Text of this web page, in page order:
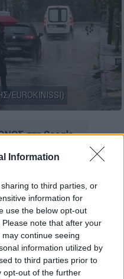
Information
to third parties, or
information for
use the below opt-out
note that after your
continue seeing
information utilized by
to third parties prior to
opt-out of the further
EUROKINISSI)
στη Google
η φετινή, καθώς
δελτίο
προειδοποιεί
σήμερα το
Δευτέρα τουΠάσχα
ΕΜΥ